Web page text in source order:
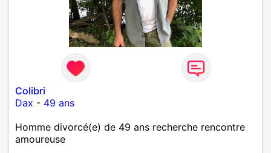
Colibri
Dax - 49 ans
Homme divorcé(e) de 49 ans recherche rencontre
amoureuse